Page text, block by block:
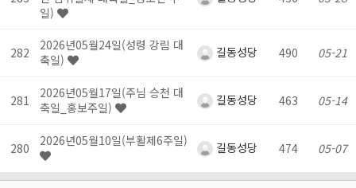
일)
282
2026년05월24일(성령 강림 대
축일)
길동성당 490 05-21
281
2026년05월17일(주님 승천 대
축일_홍보주일)
길동성당 463 05-14
280 2026년05월10일(부활제6주일) 길동성당 474 05-07